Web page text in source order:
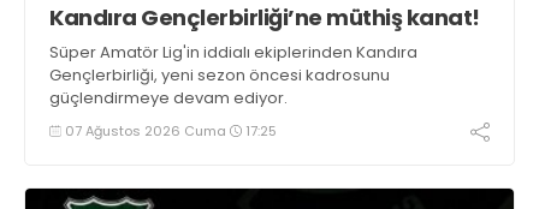
Kandıra Gençlerbirliği’ne müthiş kanat!
Süper Amatör Lig'in iddialı ekiplerinden Kandıra
Gençlerbirliği, yeni sezon öncesi kadrosunu
güçlendirmeye devam ediyor.
07 Ağustos 2026 Cuma 17:25